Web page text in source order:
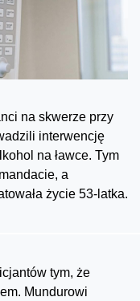
na skwerze przy
interwencję
na ławce. Tym
a
życie 53-latka.
tym, że
Mundurowi